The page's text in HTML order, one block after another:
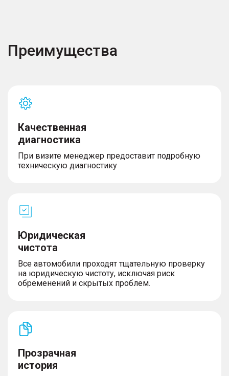
Преимущества
Качественная
диагностика
При визите менеджер предоставит подробную
техническую диагностику
Юридическая
чистота
Все автомобили проходят тщательную проверку
на юридическую чистоту, исключая риск
обременений и скрытых проблем.
Прозрачная
история